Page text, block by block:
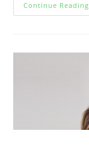
Continue Reading